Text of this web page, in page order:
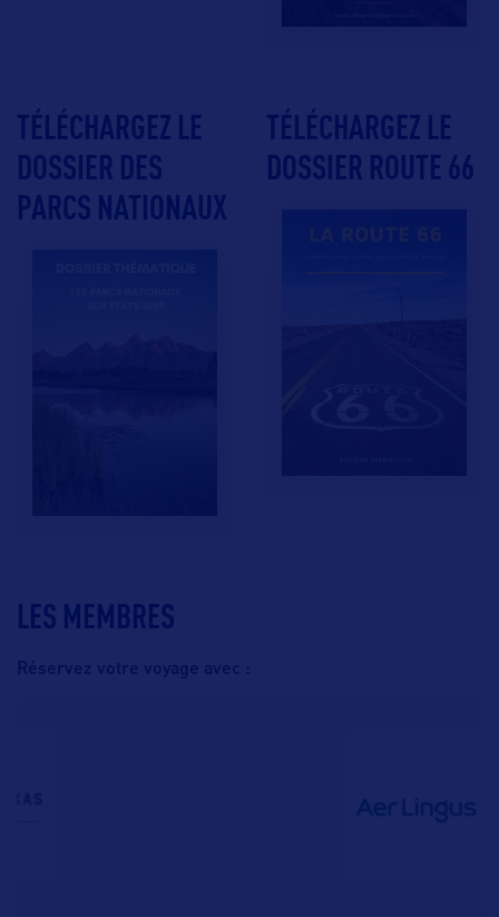
LES MEMBRES
Réservez votre voyage avec :
TÉLÉCHARGEZ LE
DOSSIER DES
PARCS NATIONAUX
TÉLÉCHARGEZ LE
DOSSIER ROUTE 66